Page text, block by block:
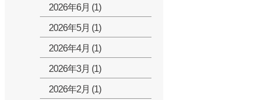
2026年6月 (1)
2026年5月 (1)
2026年4月 (1)
2026年3月 (1)
2026年2月 (1)